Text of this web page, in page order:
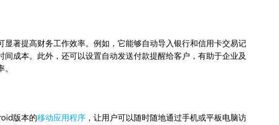
显著提高财务工作效率。例如，它能够自动导入银行和信用卡交易记
间成本。此外，还可以设置自动发送付款提醒给客户，有助于企业及
版本的移动应用程序 ，让用户可以随时随地通过手机或平板电脑访